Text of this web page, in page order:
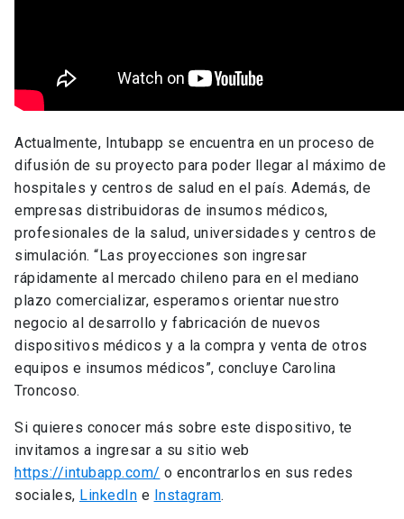
Actualmente, Intubapp se encuentra en un proceso de
difusión de su proyecto para poder llegar al máximo de
hospitales y centros de salud en el país. Además, de
empresas distribuidoras de insumos médicos,
profesionales de la salud, universidades y centros de
simulación. “Las proyecciones son ingresar
rápidamente al mercado chileno para en el mediano
plazo comercializar, esperamos orientar nuestro
negocio al desarrollo y fabricación de nuevos
dispositivos médicos y a la compra y venta de otros
equipos e insumos médicos”, concluye Carolina
Troncoso.
Si quieres conocer más sobre este dispositivo, te
invitamos a ingresar a su sitio web
https://intubapp.com/ o encontrarlos en sus redes
sociales, LinkedIn e Instagram.